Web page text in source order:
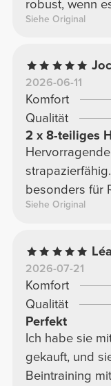
robust, wenn
Siehe Original
2026-06-11
Komfort
Qualität
2 x 8-teiliges
besonders für
Siehe Original
2026-07-21
Komfort
Qualität
Perfekt
Ich habe sie
gekauft, und
Beintraining